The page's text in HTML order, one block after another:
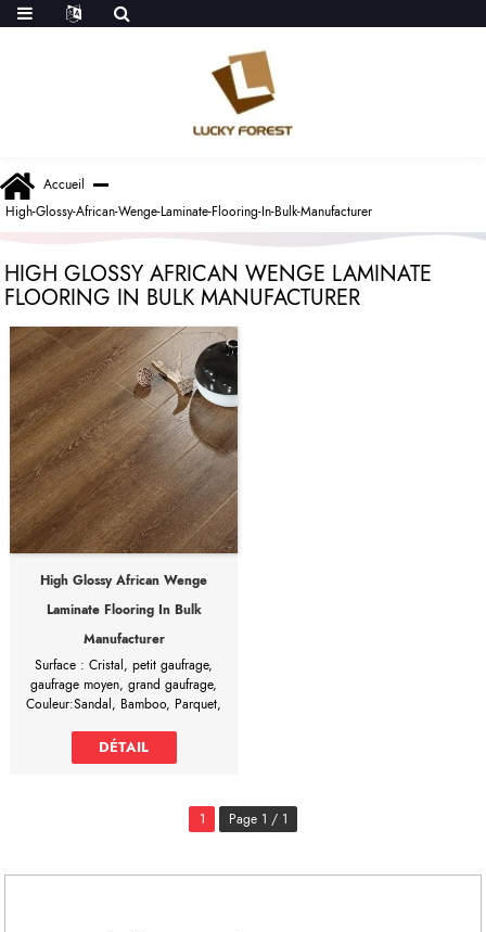
Accueil
High-Glossy-African-Wenge-Laminate-Flooring-In-Bulk-Manufacturer
HIGH GLOSSY AFRICAN WENGE LAMINATE
FLOORING IN BULK MANUFACTURER
High Glossy African Wenge
Laminate Flooring In Bulk
Manufacturer
Surface : Cristal, petit gaufrage,
gaufrage moyen, grand gaufrage,
Couleur:Sandal, Bamboo, Parquet,
Formaldéhyde libéré : E1≤1,5Mg/L,
E0≤0,3Mg/L
V, rainure en U, arête carrée
high glossy African wenge laminate
du coût total en achetant
DÉTAIL
1 Page 1 / 1